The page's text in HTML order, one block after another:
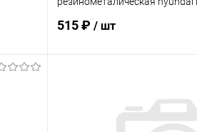
515 ₽ / шт
Купить в 1 клик